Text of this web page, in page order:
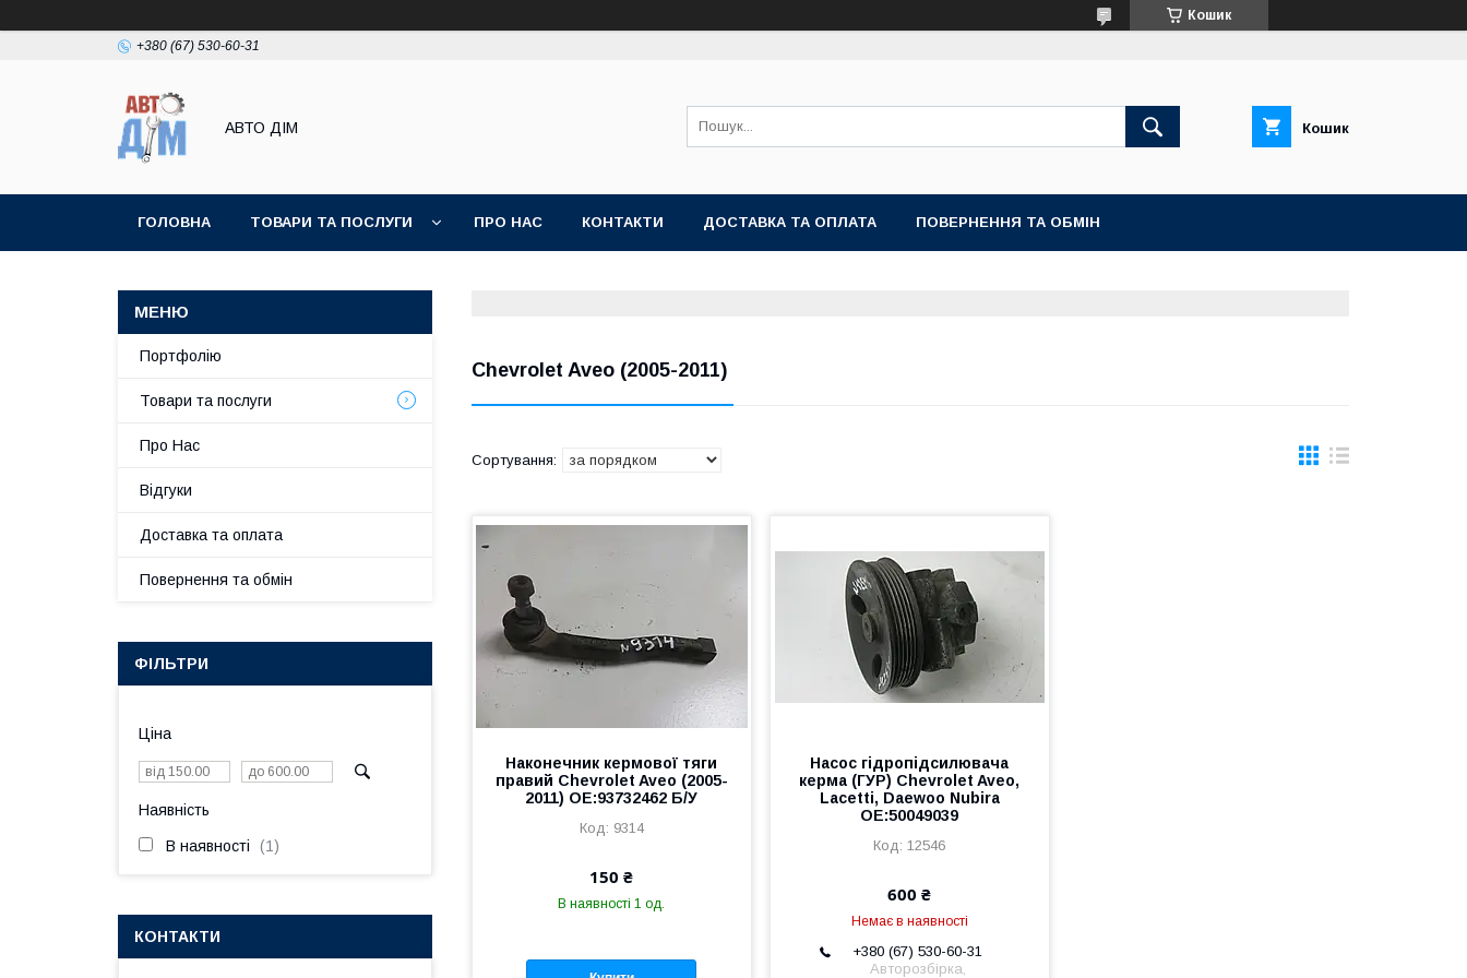
Кошик
+380 (67) 530-60-31
АВТО ДIМ Кошик
ГОЛОВНА ТОВАРИ ТА ПОСЛУГИ ПРО НАС КОНТАКТИ ДОСТАВКА ТА ОПЛАТА ПОВЕРНЕННЯ ТА ОБМІН
Chevrolet Aveo (2005-2011)
Наконечник кермової тяги
правий Chevrolet Aveo (2005-
2011) OE:93732462 Б/У
9314
150 ₴
В наявності 1 од.
Насос гідропідсилювача
керма (ГУР) Chevrolet Aveo,
Lacetti, Daewoo Nubira
OE:50049039
12546
600 ₴
Немає в наявності
+380 (67) 530-60-31
Авторозбірка,
Портфолію
Товари та послуги
Про Нас
Відгуки
Доставка та оплата
Повернення та обмін
ФІЛЬТРИ
Ціна
Наявність
В наявності 1
КОНТАКТИ